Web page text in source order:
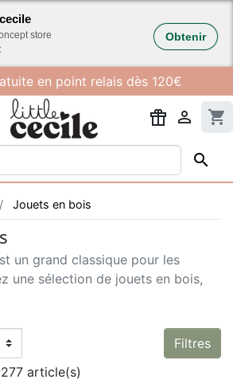
store
Obtenir
en point relais dès 120€
 shopping_cart

Jouets en bois
un grand classique pour les
une sélection de jouets en bois,
fois. Le jouet en bois est durable,
est bien souvent issu de forêts
(FSC) et il est généralement
naturels non toxiques.
Filtres
article(s)